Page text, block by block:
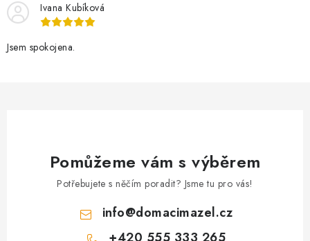
Ivana Kubíková
Jsem spokojena.
Pomůžeme vám s výběrem
Potřebujete s něčím poradit? Jsme tu pro vás!
info@domacimazel.cz